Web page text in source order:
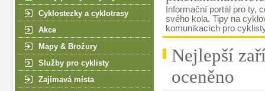
Cyklostezky a cyklotrasy
Akce
Mapy & Brožury
Služby pro cyklisty
Zajímavá místa
Informační portál pro ty,
svého kola. Tipy na
komunikacích pro
Nejlepší
oceněno